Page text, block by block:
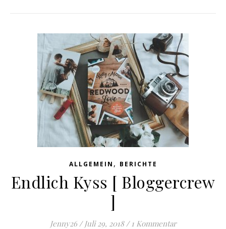
ALLGEMEIN , BERICHTE
Endlich Kyss [ Bloggercrew
]
Jenny26 / Juli 29, 2018 / 1 Kommentar